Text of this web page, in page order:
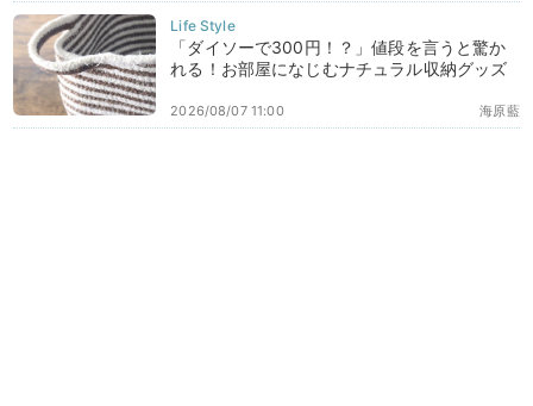
「ダイソーで300円！？」値段を言うと驚か
れる！お部屋になじむナチュラル収納グッズ
海原藍
2026/08/07 11:00